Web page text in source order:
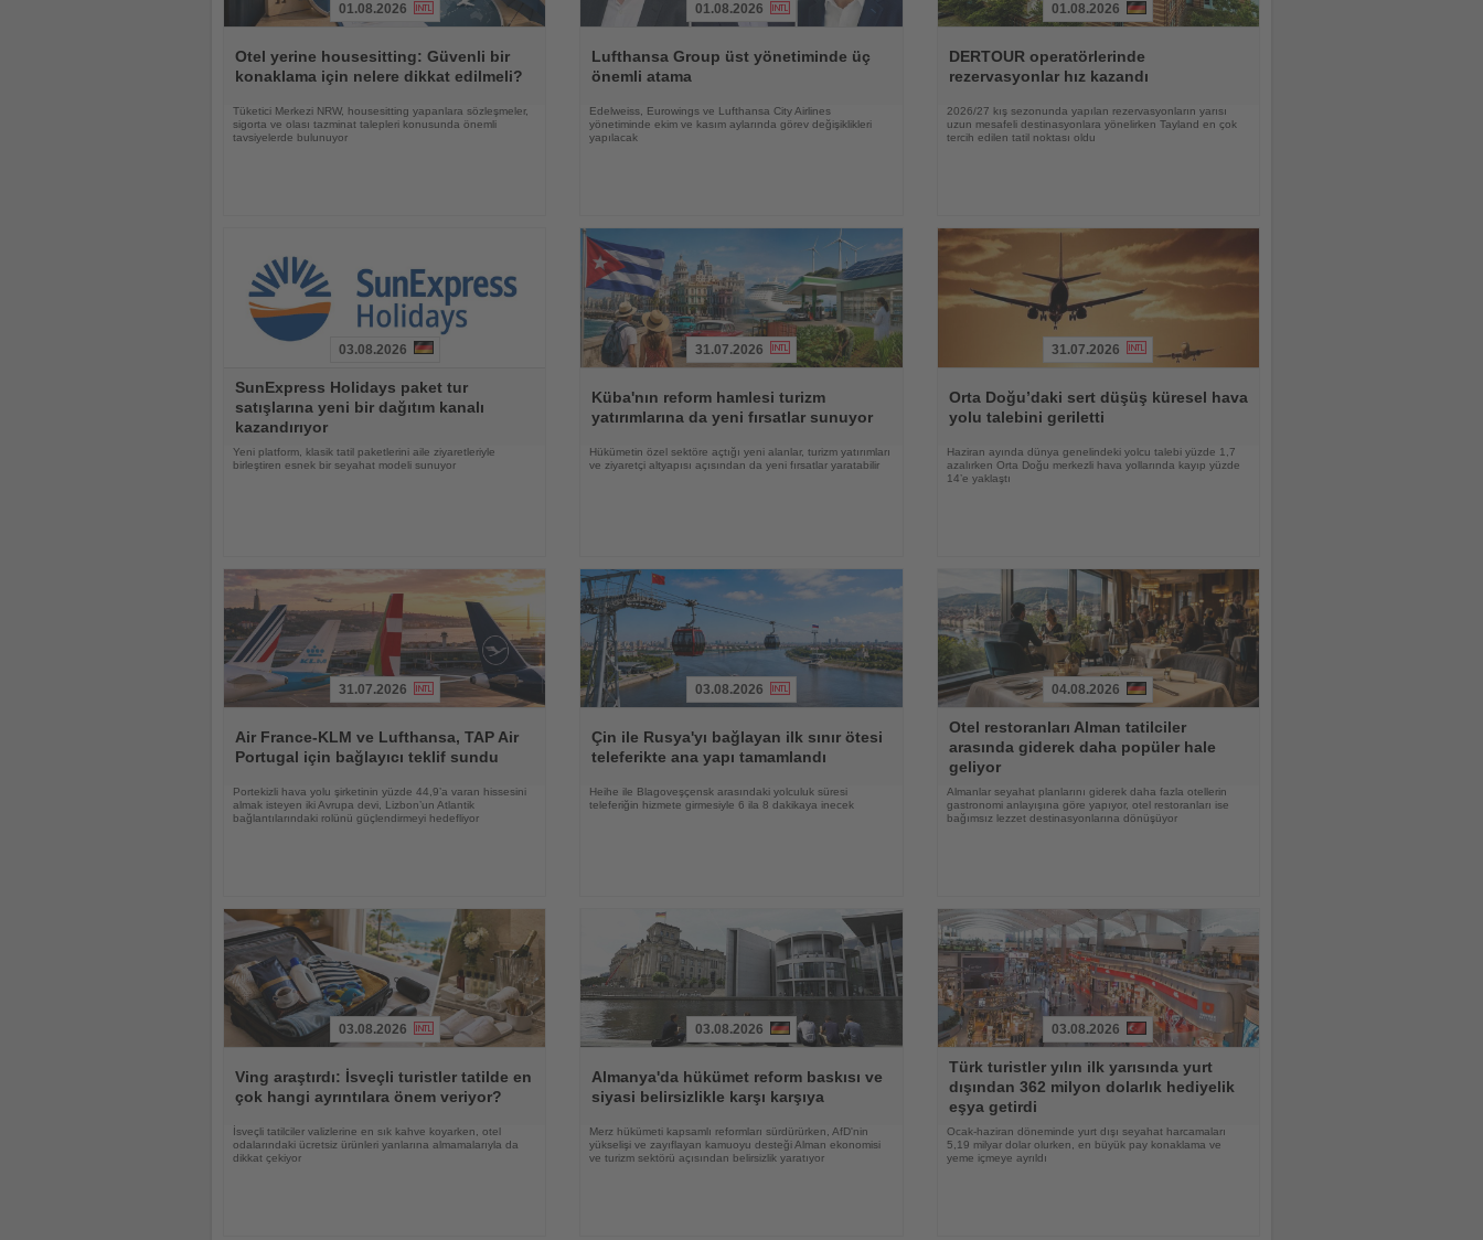
Oku
01.08.2026
Otel yerine housesitting: Güvenli bir
konaklama için nelere dikkat edilmeli?
Tüketici Merkezi NRW, housesitting yapanlara sözleşmeler,
sigorta ve olası tazminat talepleri konusunda önemli
tavsiyelerde bulunuyor
Oku
01.08.2026
Lufthansa Group üst yönetiminde üç
önemli atama
Edelweiss, Eurowings ve Lufthansa City Airlines
yönetiminde ekim ve kasım aylarında görev değişiklikleri
yapılacak
Oku
01.08.2026
DERTOUR operatörlerinde
rezervasyonlar hız kazandı
2026/27 kış sezonunda yapılan rezervasyonların yarısı
uzun mesafeli destinasyonlara yönelirken Tayland en çok
tercih edilen tatil noktası oldu
Oku
03.08.2026
SunExpress Holidays paket tur
satışlarına yeni bir dağıtım kanalı
kazandırıyor
Yeni platform, klasik tatil paketlerini aile ziyaretleriyle
birleştiren esnek bir seyahat modeli sunuyor
Oku
31.07.2026
Küba'nın reform hamlesi turizm
yatırımlarına da yeni fırsatlar sunuyor
Hükümetin özel sektöre açtığı yeni alanlar, turizm yatırımları
ve ziyaretçi altyapısı açısından da yeni fırsatlar yaratabilir
Oku
31.07.2026
Orta Doğu’daki sert düşüş küresel hava
yolu talebini geriletti
Haziran ayında dünya genelindeki yolcu talebi yüzde 1,7
azalırken Orta Doğu merkezli hava yollarında kayıp yüzde
14’e yaklaştı
Oku
31.07.2026
Air France-KLM ve Lufthansa, TAP Air
Portugal için bağlayıcı teklif sundu
Portekizli hava yolu şirketinin yüzde 44,9’a varan hissesini
almak isteyen iki Avrupa devi, Lizbon’un Atlantik
bağlantılarındaki rolünü güçlendirmeyi hedefliyor
Oku
03.08.2026
Çin ile Rusya'yı bağlayan ilk sınır ötesi
teleferikte ana yapı tamamlandı
Heihe ile Blagoveşçensk arasındaki yolculuk süresi
teleferiğin hizmete girmesiyle 6 ila 8 dakikaya inecek
Oku
04.08.2026
Otel restoranları Alman tatilciler
arasında giderek daha popüler hale
geliyor
Almanlar seyahat planlarını giderek daha fazla otellerin
gastronomi anlayışına göre yapıyor, otel restoranları ise
bağımsız lezzet destinasyonlarına dönüşüyor
Oku
03.08.2026
Ving araştırdı: İsveçli turistler tatilde en
çok hangi ayrıntılara önem veriyor?
İsveçli tatilciler valizlerine en sık kahve koyarken, otel
odalarındaki ücretsiz ürünleri yanlarına almamalarıyla da
dikkat çekiyor
Oku
03.08.2026
Almanya'da hükümet reform baskısı ve
siyasi belirsizlikle karşı karşıya
Merz hükümeti kapsamlı reformları sürdürürken, AfD'nin
yükselişi ve zayıflayan kamuoyu desteği Alman ekonomisi
ve turizm sektörü açısından belirsizlik yaratıyor
Oku
03.08.2026
Türk turistler yılın ilk yarısında yurt
dışından 362 milyon dolarlık hediyelik
eşya getirdi
Ocak-haziran döneminde yurt dışı seyahat harcamaları
5,19 milyar dolar olurken, en büyük pay konaklama ve
yeme içmeye ayrıldı